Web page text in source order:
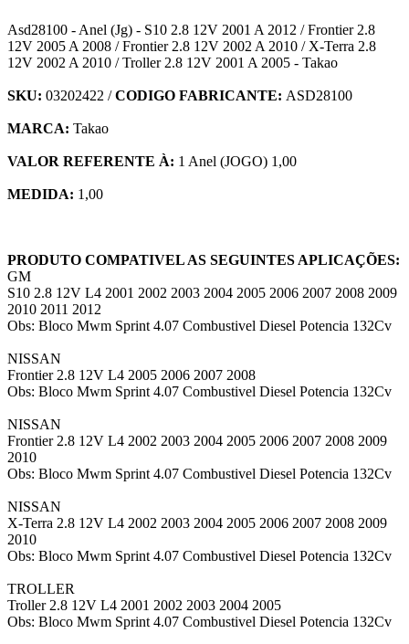
Asd28100 - Anel (Jg) - S10 2.8 12V 2001 A 2012 / Frontier 2.8
12V 2005 A 2008 / Frontier 2.8 12V 2002 A 2010 / X-Terra 2.8
12V 2002 A 2010 / Troller 2.8 12V 2001 A 2005 - Takao
SKU: 03202422 /CODIGO FABRICANTE: ASD28100
MARCA: Takao
VALOR REFERENTE À: 1 Anel (JOGO) 1,00
MEDIDA: 1,00
PRODUTO COMPATIVEL AS SEGUINTES APLICAÇÕES:
GM
S10 2.8 12V L4 2001 2002 2003 2004 2005 2006 2007 2008 2009
2010 2011 2012
Obs: Bloco Mwm Sprint 4.07 Combustivel Diesel Potencia 132Cv
NISSAN
Frontier 2.8 12V L4 2005 2006 2007 2008
Obs: Bloco Mwm Sprint 4.07 Combustivel Diesel Potencia 132Cv
NISSAN
Frontier 2.8 12V L4 2002 2003 2004 2005 2006 2007 2008 2009
2010
Obs: Bloco Mwm Sprint 4.07 Combustivel Diesel Potencia 132Cv
NISSAN
X-Terra 2.8 12V L4 2002 2003 2004 2005 2006 2007 2008 2009
2010
Obs: Bloco Mwm Sprint 4.07 Combustivel Diesel Potencia 132Cv
TROLLER
Troller 2.8 12V L4 2001 2002 2003 2004 2005
Obs: Bloco Mwm Sprint 4.07 Combustivel Diesel Potencia 132Cv